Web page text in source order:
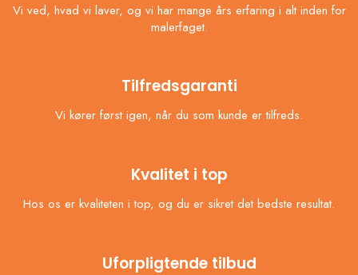
Vi ved, hvad vi laver, og vi har mange års erfaring i alt inden for
malerfaget.
Tilfredsgaranti
Vi kører først igen, når du som kunde er tilfreds.
Kvalitet i top
Hos os er kvaliteten i top, og du er sikret det bedste resultat.
Uforpligtende tilbud